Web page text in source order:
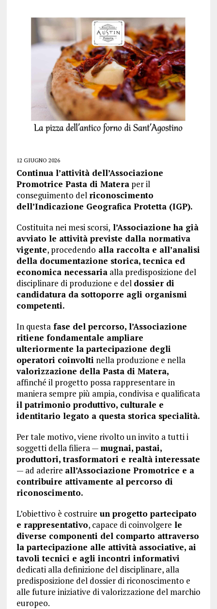
12 GIUGNO 2026
Continua l’attività dell’Associazione
Promotrice Pasta di Materaper il
conseguimento del riconoscimento
dell’Indicazione Geografica Protetta (IGP).
Costituita nei mesi scorsi, l’Associazione ha già
avviato le attività previste dalla normativa
vigente, procedendo alla raccolta e all’analisi
della documentazione storica, tecnica ed
economica necessariaalla predisposizione del
disciplinare di produzione e del dossier di
candidatura da sottoporre agli organismi
competenti.
In questafase del percorso, l’Associazione
ritiene fondamentale ampliare
ulteriormente la partecipazione degli
operatori coinvolti nella produzione e nella
valorizzazione della Pasta di Matera,
affinché il progetto possa rappresentare in
maniera sempre più ampia, condivisa e qualificata
il patrimonio produttivo, culturale e
identitario legato a questa storica specialità.
Per tale motivo, viene rivolto un invito a tutti i
soggetti della filiera — mugnai, pastai,
produttori, trasformatori e realtà interessate
— ad aderire all’Associazione Promotrice e a
contribuire attivamente al percorso di
riconoscimento.
L’obiettivo è costruire un progetto partecipato
e rappresentativo, capace di coinvolgere le
diverse componenti del comparto attraverso
la partecipazione alle attività associative, ai
tavoli tecnici e agli incontri informativi
dedicati alla definizione del disciplinare, alla
predisposizione del dossier di riconoscimento e
alle future iniziative di valorizzazione del marchio
europeo.